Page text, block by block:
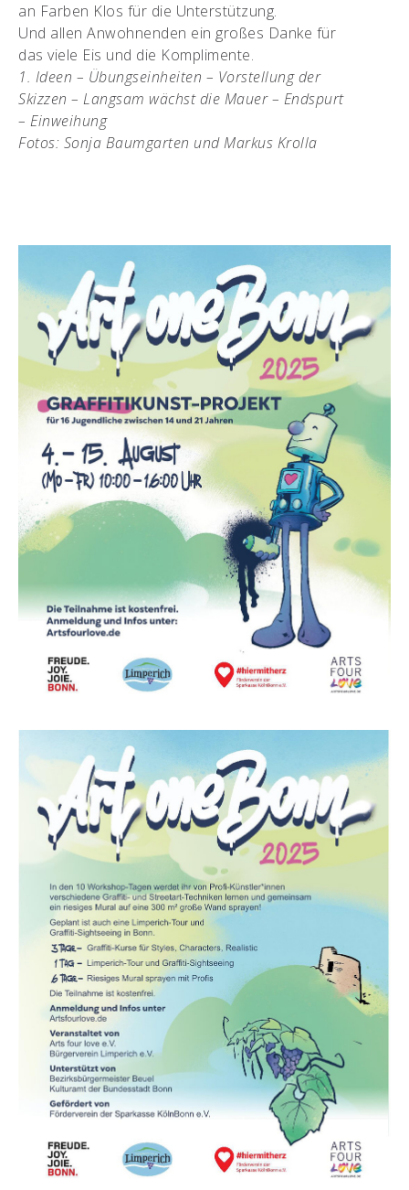
an Farben Klos für die Unterstützung.
Und allen Anwohnenden ein großes Danke für
das viele Eis und die Komplimente.
1. Ideen – Übungseinheiten – Vorstellung der
Skizzen – Langsam wächst die Mauer – Endspurt
– Einweihung
Fotos: Sonja Baumgarten und Markus Krolla